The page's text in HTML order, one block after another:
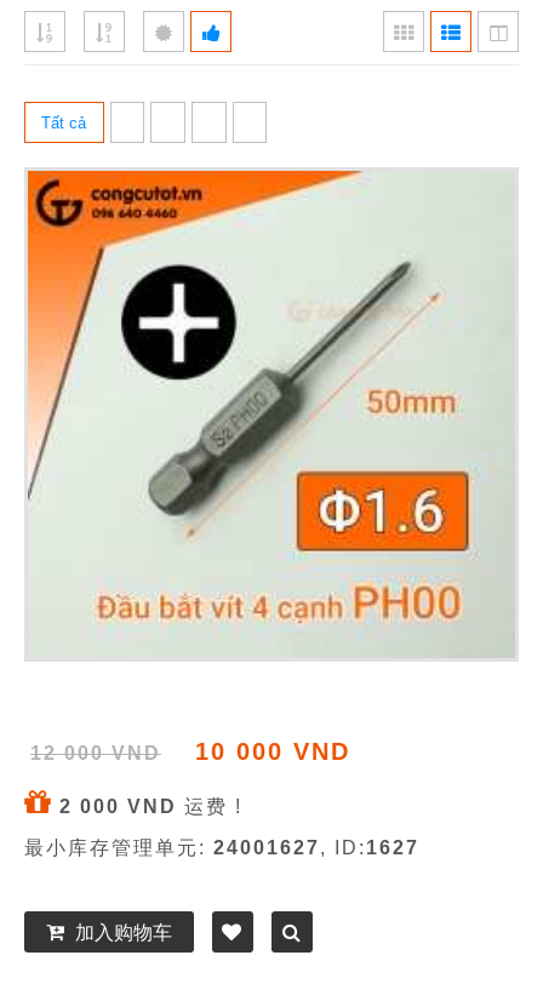
Tất cả
12 000 VND 10 000 VND
2 000 VND 运费 !
最小库存管理单元: 24001627, ID: 1627
加入购物车